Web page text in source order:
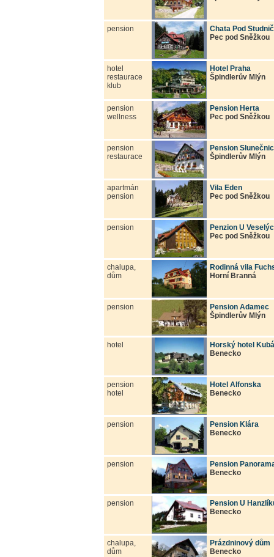
pension
Chata Pod
Pec pod Sněžkou
hotel
restaurace
klub
Hotel Praha
Špindlerův Mlýn
pension
wellness
Pension Herta
Pec pod Sněžkou
pension
restaurace
Pension
Špindlerův Mlýn
apartmán
pension
Vila Eden
Pec pod Sněžkou
pension
Penzion U
Pec pod Sněžkou
chalupa,
dům
Rodinná vila
Horní Branná
pension
Pension Adamec
Špindlerův Mlýn
hotel
Horský hotel
Benecko
pension
hotel
Hotel Alfonska
Benecko
pension
Pension Klára
Benecko
pension
Pension
Benecko
pension
Pension U
Benecko
chalupa,
dům
Prázdninový dům
Benecko